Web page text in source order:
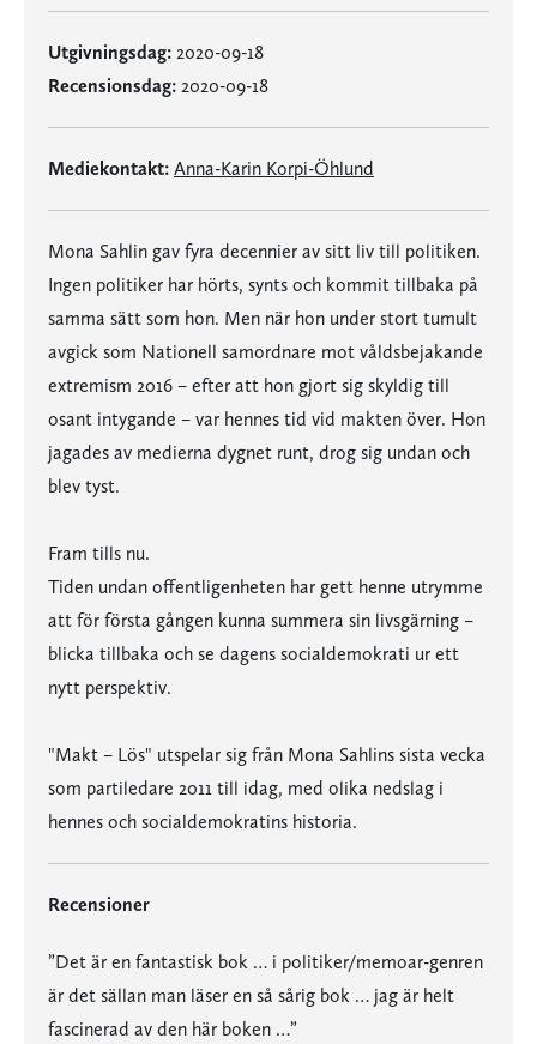
Utgivningsdag: 2020-09-18
Recensionsdag: 2020-09-18
Mediekontakt: Anna-Karin Korpi-Öhlund
Mona Sahlin gav fyra decennier av sitt liv till politiken.
Ingen politiker har hörts, synts och kommit tillbaka på
samma sätt som hon. Men när hon under stort tumult
avgick som Nationell samordnare mot våldsbejakande
extremism 2016 – efter att hon gjort sig skyldig till
osant intygande – var hennes tid vid makten över. Hon
jagades av medierna dygnet runt, drog sig undan och
blev tyst.
Fram tills nu.
Tiden undan offentligenheten har gett henne utrymme
att för första gången kunna summera sin livsgärning –
blicka tillbaka och se dagens socialdemokrati ur ett
nytt perspektiv.
"Makt – Lös" utspelar sig från Mona Sahlins sista vecka
som partiledare 2011 till idag, med olika nedslag i
hennes och socialdemokratins historia.
Recensioner
”Det är en fantastisk bok … i politiker/memoar-genren
är det sällan man läser en så sårig bok … jag är helt
fascinerad av den här boken …”